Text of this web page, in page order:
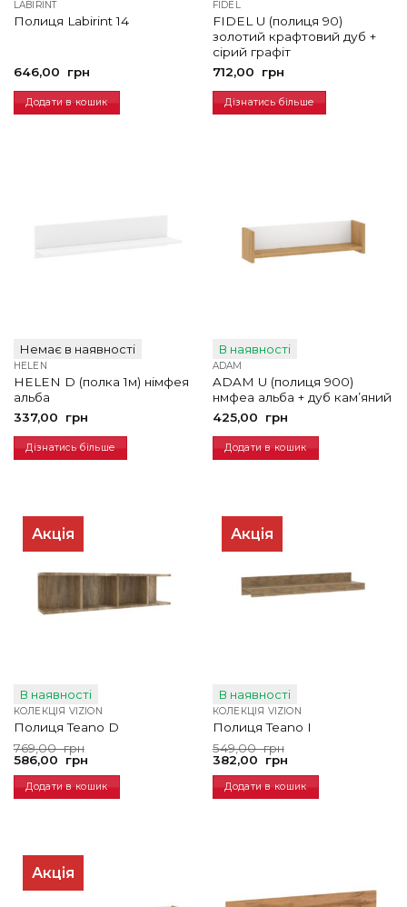
LABIRINT
Полиця Labirint 14
646,00 грн
Додати в кошик
FIDEL
FIDEL U (полиця 90)
золотий крафтовий дуб +
сірий графіт
712,00
грн
Дізнатись більше
Немає в наявності
HELEN
HELEN D (полка 1м) німфея
альба
337,00
грн
Дізнатись більше
В наявності
ADAM
ADAM U (полиця 900)
нмфеа альба + дуб кам’яний
425,00
грн
Додати в кошик
Акція
В наявності
КОЛЕКЦІЯ VIZION
Полиця Teano D
769,00грн
Оригінальна
ціна:
769,00
грн.
586,00 грн
Поточна
ціна:
586,00
грн.
Додати в кошик
Акція
В наявності
КОЛЕКЦІЯ VIZION
Полиця Teano I
549,00грн
Оригінальна
ціна:
549,00
грн.
382,00 грн
Поточна
ціна:
382,00
грн.
Додати в кошик
Акція